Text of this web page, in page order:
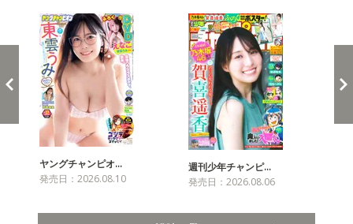
ヤングチャンピオ…
発売日：2026.08.10
週刊少年チャンピ…
発売日：2026.08.06